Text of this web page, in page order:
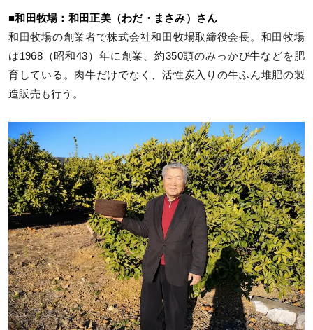
■和田牧場：和田正美（わだ・まさみ）さん
和田牧場の創業者で株式会社和田牧場取締役会長。和田牧場
は1968（昭和43）年に創業、約350頭のみっかび牛などを肥
育している。肉牛だけでなく、活性炭入りの牛ふん堆肥の製
造販売も行う。